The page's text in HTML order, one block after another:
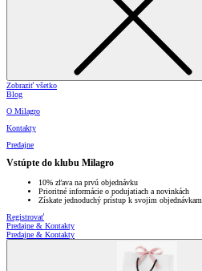
Zobraziť všetko
Blog
O Milagro
Kontakty
Predajne
Vstúpte do klubu Milagro
10% zľava na prvú objednávku
Prioritné informácie o podujatiach a novinkách
Získate jednoduchý prístup k svojim objednávkam
Registrovať
Predajne & Kontakty
Predajne & Kontakty